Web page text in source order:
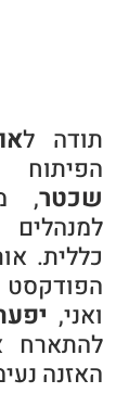
תודה ל
הפיתוח
שכטר,
כללית.
הפודקסט
ואני,
האזנה